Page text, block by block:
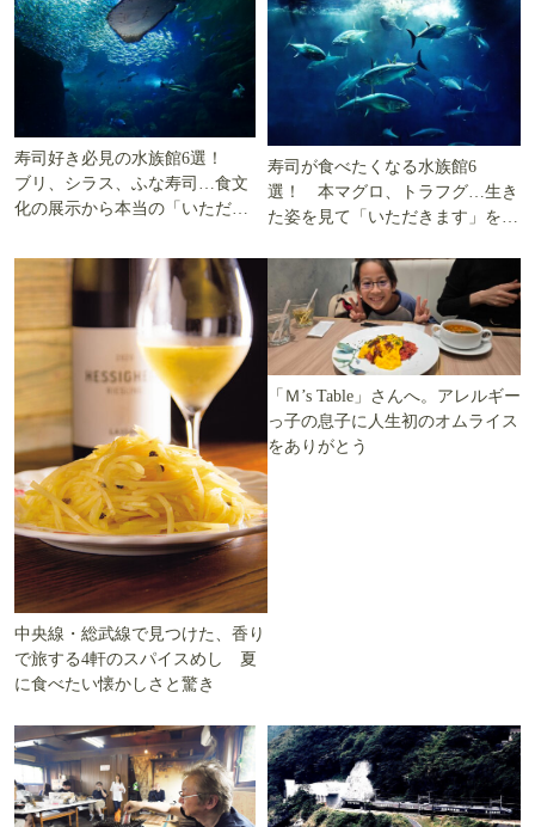
寿司好き必見の水族館6選！
ブリ、シラス、ふな寿司…食文
化の展示から本当の「いただき
寿司が食べたくなる水族館6
選！ 本マグロ、トラフグ…生き
た姿を見て「いただきます」を考
中央線・総武線で見つけた、香り
で旅する4軒のスパイスめし 夏
に食べたい懐かしさと驚き
「Ｍ’s Table」さんへ。アレルギー
っ子の息子に人生初のオムライス
をありがとう